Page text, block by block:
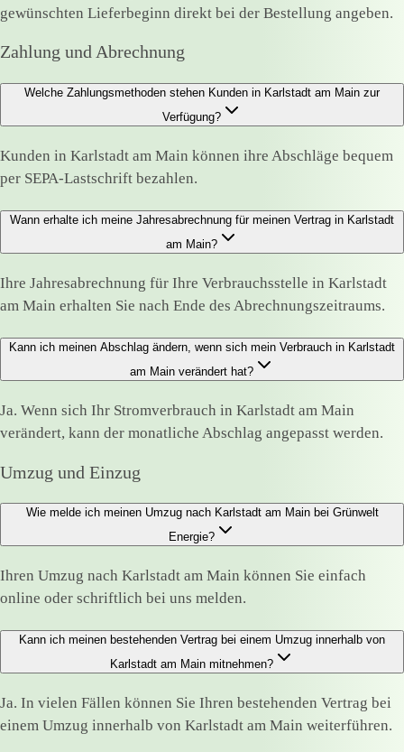
gewünschten Lieferbeginn direkt bei der Bestellung angeben.
Zahlung und Abrechnung
Welche Zahlungsmethoden stehen Kunden in Karlstadt am Main zur
Verfügung?
Kunden in Karlstadt am Main können ihre Abschläge bequem
per SEPA-Lastschrift bezahlen.
Wann erhalte ich meine Jahresabrechnung für meinen Vertrag in Karlstadt
am Main?
Ihre Jahresabrechnung für Ihre Verbrauchsstelle in Karlstadt
am Main erhalten Sie nach Ende des Abrechnungszeitraums.
Kann ich meinen Abschlag ändern, wenn sich mein Verbrauch in Karlstadt
am Main verändert hat?
Ja. Wenn sich Ihr Stromverbrauch in Karlstadt am Main
verändert, kann der monatliche Abschlag angepasst werden.
Umzug und Einzug
Wie melde ich meinen Umzug nach Karlstadt am Main bei Grünwelt
Energie?
Ihren Umzug nach Karlstadt am Main können Sie einfach
online oder schriftlich bei uns melden.
Kann ich meinen bestehenden Vertrag bei einem Umzug innerhalb von
Karlstadt am Main mitnehmen?
Ja. In vielen Fällen können Sie Ihren bestehenden Vertrag bei
einem Umzug innerhalb von Karlstadt am Main weiterführen.